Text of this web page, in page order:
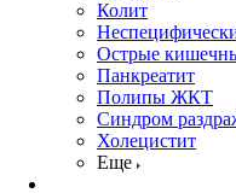
Колит
Острые
Панкреатит
Полипы ЖКТ
Синдром
Холецистит
Еще